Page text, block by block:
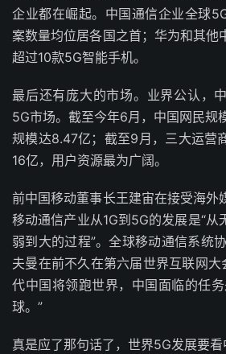
企业都在崛起。中国通信企业全球
案数量均位居各国之首；华为和其他
超过10款5G智能手机。
最后还有庞大的市场。业界公认，
5G市场。截至今年6月，中国网民规
规模达8.47亿；截至9月，三大运营
16亿，用户资源最为广阔。
前中国移动董事长王建宙在接受海外
移动通信产业从1G到5G的发展是“从
弱到大的过程”。全球移动通信系统
夫曼在前不久在第六届世界互联网大
代中国将领跑世界，中国面临的任
球。”
真是应了那句话了，世界5G发展要看